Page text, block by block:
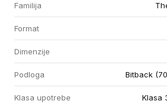
Familija
Format
Dimenzije
Podloga Bitback
Klasa upotrebe Klasa